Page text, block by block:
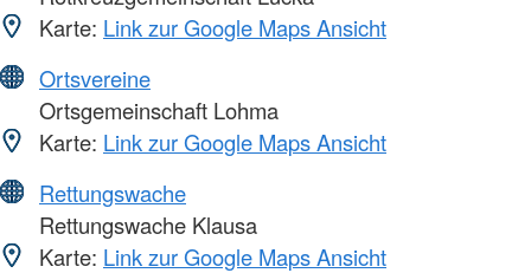
Karte: Link zur Google Maps Ansicht
Ortsvereine
Ortsgemeinschaft Lohma
Karte: Link zur Google Maps Ansicht
Rettungswache
Rettungswache Klausa
Karte: Link zur Google Maps Ansicht